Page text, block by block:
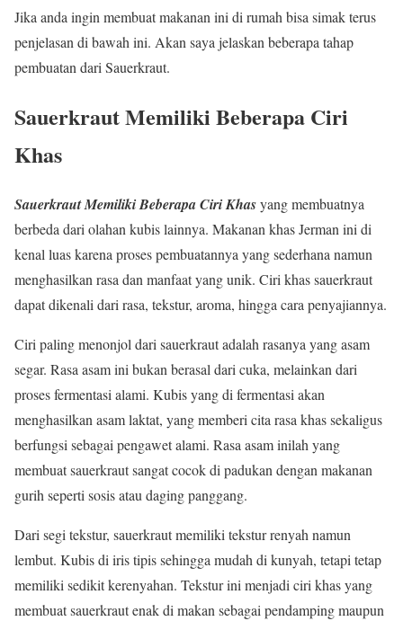
Jika anda ingin membuat makanan ini di rumah bisa simak terus
penjelasan di bawah ini. Akan saya jelaskan beberapa tahap
pembuatan dari Sauerkraut.
Sauerkraut Memiliki Beberapa Ciri
Khas
Sauerkraut Memiliki Beberapa Ciri Khasyang membuatnya
berbeda dari olahan kubis lainnya. Makanan khas Jerman ini di
kenal luas karena proses pembuatannya yang sederhana namun
menghasilkan rasa dan manfaat yang unik. Ciri khas sauerkraut
dapat dikenali dari rasa, tekstur, aroma, hingga cara penyajiannya.
Ciri paling menonjol dari sauerkraut adalah rasanya yang asam
segar. Rasa asam ini bukan berasal dari cuka, melainkan dari
proses fermentasi alami. Kubis yang di fermentasi akan
menghasilkan asam laktat, yang memberi cita rasa khas sekaligus
berfungsi sebagai pengawet alami. Rasa asam inilah yang
membuat sauerkraut sangat cocok di padukan dengan makanan
gurih seperti sosis atau daging panggang.
Dari segi tekstur, sauerkraut memiliki tekstur renyah namun
lembut. Kubis di iris tipis sehingga mudah di kunyah, tetapi tetap
memiliki sedikit kerenyahan. Tekstur ini menjadi ciri khas yang
membuat sauerkraut enak di makan sebagai pendamping maupun